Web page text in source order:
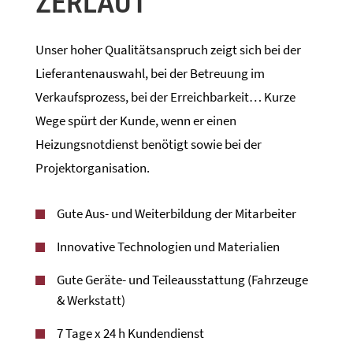
Unser hoher Qualitätsanspruch zeigt sich bei der
Lieferantenauswahl, bei der Betreuung im
Verkaufsprozess, bei der Erreichbarkeit… Kurze
Wege spürt der Kunde, wenn er einen
Heizungsnotdienst benötigt sowie bei der
Projektorganisation.
Gute Aus- und Weiterbildung der Mitarbeiter
Innovative Technologien und Materialien
Gute Geräte- und Teileausstattung (Fahrzeuge
& Werkstatt)
7 Tage x 24 h Kundendienst